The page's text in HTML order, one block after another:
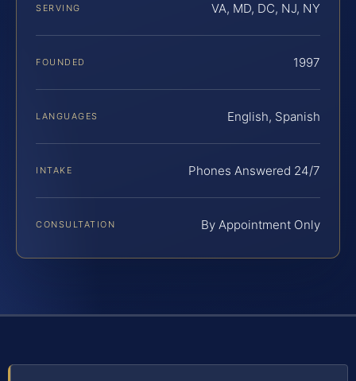
SERVING VA, MD, DC, NJ, NY
FOUNDED 1997
LANGUAGES English, Spanish
INTAKE Phones Answered 24/7
CONSULTATION By Appointment Only